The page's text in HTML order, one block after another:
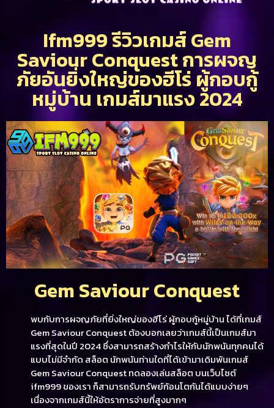
Ifm999 รีวิวเกมส์ Gem
Saviour Conquest การผจญ
ภัยอันยิ่งใหญ่ของฮีโร่ ผู้กอบกู้
หมู่บ้าน เกมส์มาแรง 2024
Gem Saviour Conquest
พบกับการผจญภัยที่ยิ่งใหญ่ของฮีโร่ ผู้กอบกู้หมู่บ้าน ได้ที่เกมส์
Gem Saviour Conquest ต้องบอกเลยว่าเกมส์นี้เป็นเกมส์มา
แรงที่สุดในปี 2024 ซึ่งสามารถสร้างกำไรให้กับนักพนันทุกคนได้
แบบไม่มีจำกัด สล็อต นักพนันท่านใดที่ได้เข้ามาเดิมพันเกมส์
Gem Saviour Conquest ทดลองเล่นสล็อต บนเว็บไซต์
ifm999 ของเรา ก็สามารถรับทรัพย์ก้อนโตกันได้แบบง่ายๆ
เนื่องจากเกมส์นี้ให้อัตราการจ่ายที่สูงมากๆ